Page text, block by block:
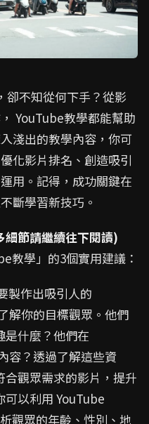
卻不知從何下手？從影
YouTube教學都能幫助
淺出的教學內容，你可
化影片排名、創造吸引
用。記得，成功關鍵在
斷學習新技巧。
細節請繼續往下閱讀)
教學」的3個實用建議：
製作出吸引人的
解你的目標觀眾。他們
是什麼？他們在
容？透過了解這些資
觀眾需求的影片，提升
以利用 YouTube
觀眾的年齡、性別、地